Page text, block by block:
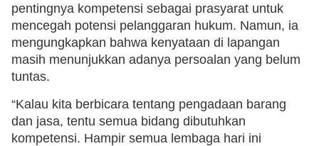
pentingnya kompetensi sebagai prasyarat untuk
mencegah potensi pelanggaran hukum. Namun, ia
mengungkapkan bahwa kenyataan di lapangan
masih menunjukkan adanya persoalan yang belum
tuntas.
“Kalau kita berbicara tentang pengadaan barang
dan jasa, tentu semua bidang dibutuhkan
kompetensi. Hampir semua lembaga hari ini